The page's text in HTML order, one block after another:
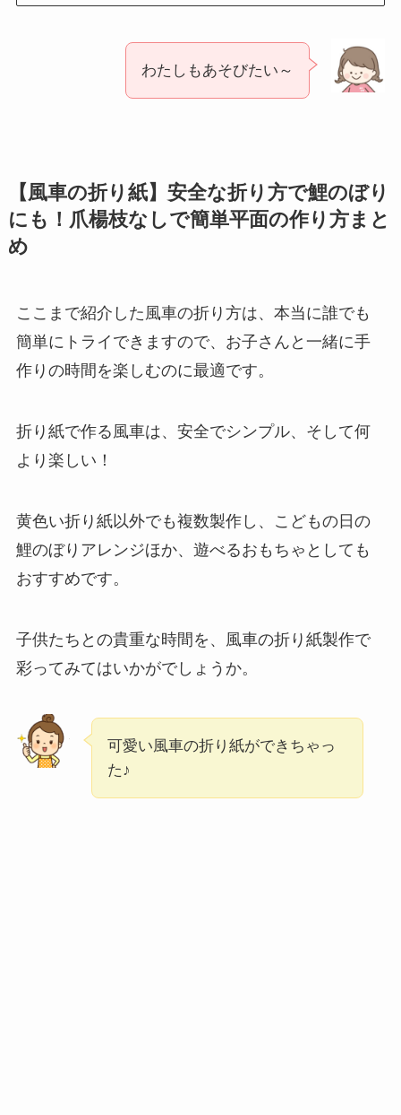
わたしもあそびたい～
【風車の折り紙】安全な折り方で鯉のぼり
にも！爪楊枝なしで簡単平面の作り方まと
め
ここまで紹介した風車の折り方は、本当に誰でも
簡単にトライできますので、お子さんと一緒に手
作りの時間を楽しむのに最適です。
折り紙で作る風車は、安全でシンプル、そして何
より楽しい！
黄色い折り紙以外でも複数製作し、こどもの日の
鯉のぼりアレンジほか、遊べるおもちゃとしても
おすすめです。
子供たちとの貴重な時間を、風車の折り紙製作で
彩ってみてはいかがでしょうか。
可愛い風車の折り紙ができちゃっ
た♪